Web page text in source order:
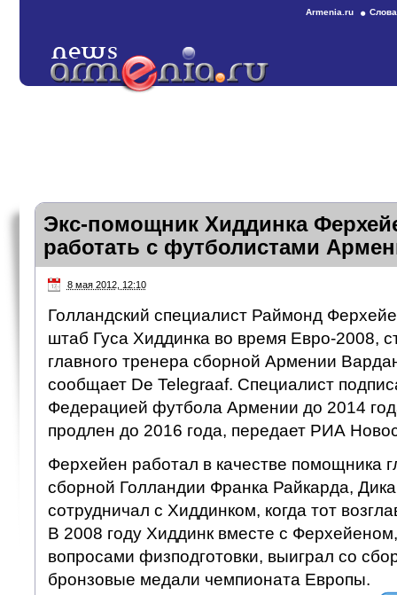
Armenia.ru
Экс-помощник Хиддинка
работать с футболистами
8 мая 2012, 12:10
Голландский специалист Раймонд
штаб Гуса Хиддинка во время Евро-2008,
главного тренера сборной Армении
сообщает De Telegraaf. Специалист
Федерацией футбола Армении до 2014
продлен до 2016 года, передает РИА
Ферхейен работал в качестве помощника
сборной Голландии Франка Райкарда,
сотрудничал с Хиддинком, когда тот
В 2008 году Хиддинк вместе с
вопросами физподготовки, выиграл со
бронзовые медали чемпионата Европы.